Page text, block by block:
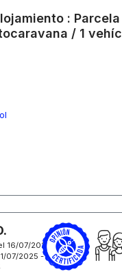
:
/ 1
16/07/2025
07/2025 -